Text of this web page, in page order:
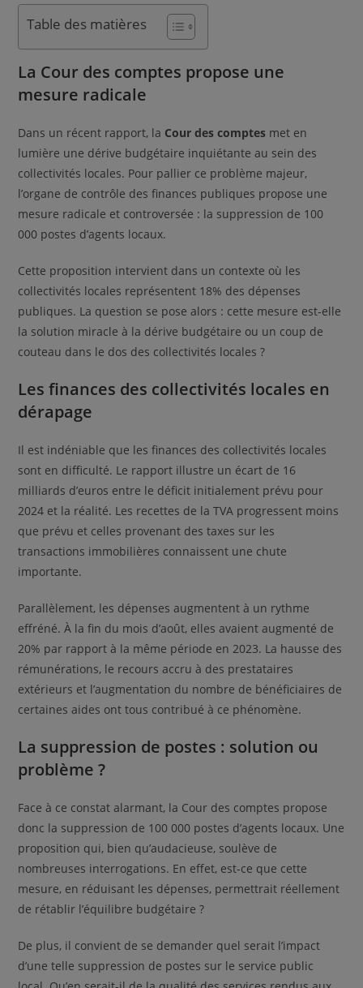
Table des matières
La Cour des comptes propose une
mesure radicale
Dans un récent rapport, la Cour des comptes met en
lumière une dérive budgétaire inquiétante au sein des
collectivités locales. Pour pallier ce problème majeur,
l’organe de contrôle des finances publiques propose une
mesure radicale et controversée : la suppression de 100
000 postes d’agents locaux.
Cette proposition intervient dans un contexte où les
collectivités locales représentent 18% des dépenses
publiques. La question se pose alors : cette mesure est-elle
la solution miracle à la dérive budgétaire ou un coup de
couteau dans le dos des collectivités locales ?
Les finances des collectivités locales en
dérapage
Il est indéniable que les finances des collectivités locales
sont en difficulté. Le rapport illustre un écart de 16
milliards d’euros entre le déficit initialement prévu pour
2024 et la réalité. Les recettes de la TVA progressent moins
que prévu et celles provenant des taxes sur les
transactions immobilières connaissent une chute
importante.
Parallèlement, les dépenses augmentent à un rythme
effréné. À la fin du mois d’août, elles avaient augmenté de
20% par rapport à la même période en 2023. La hausse des
rémunérations, le recours accru à des prestataires
extérieurs et l’augmentation du nombre de bénéficiaires de
certaines aides ont tous contribué à ce phénomène.
La suppression de postes : solution ou
problème ?
Face à ce constat alarmant, la Cour des comptes propose
donc la suppression de 100 000 postes d’agents locaux. Une
proposition qui, bien qu’audacieuse, soulève de
nombreuses interrogations. En effet, est-ce que cette
mesure, en réduisant les dépenses, permettrait réellement
de rétablir l’équilibre budgétaire ?
De plus, il convient de se demander quel serait l’impact
d’une telle suppression de postes sur le service public